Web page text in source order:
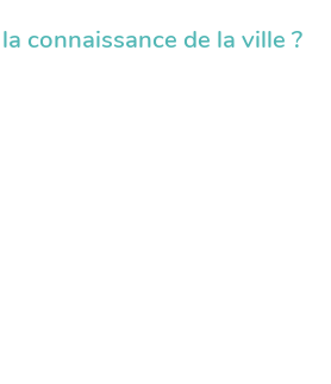
connaissance de la ville ?